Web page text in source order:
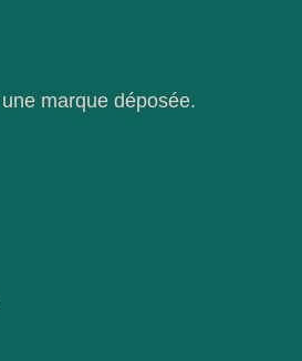
marque déposée.